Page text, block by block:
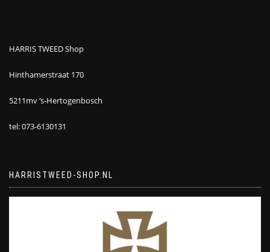
HARRIS TWEED Shop
Hinthamerstraat 170
5211mv ‘s-Hertogenbosch
tel: 073-6130131
HARRISTWEED-SHOP.NL